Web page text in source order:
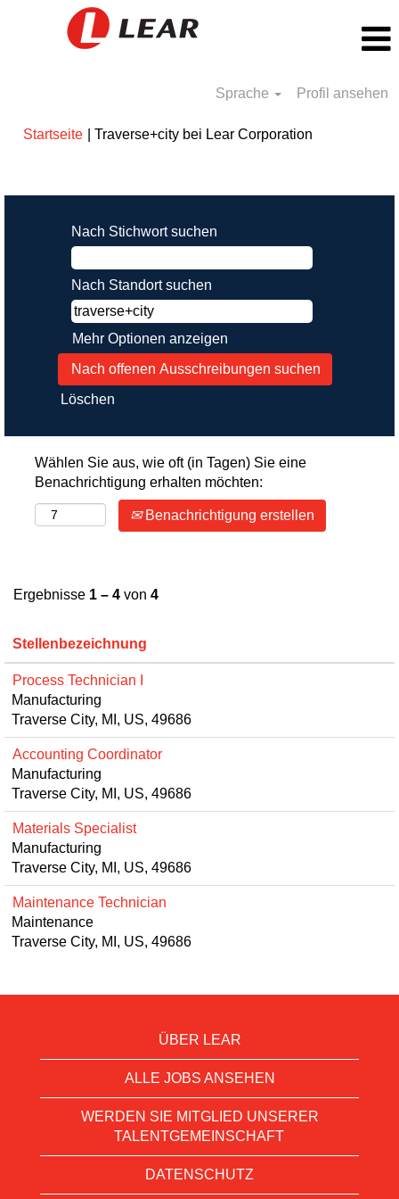
Sprache Profil ansehen
Startseite Traverse+city bei Lear Corporation
Nach Stichwort suchen
Nach Standort suchen
Mehr Optionen anzeigen
Löschen
Wählen Sie aus, wie oft (in Tagen) Sie eine
Benachrichtigung erhalten möchten:
Benachrichtigung erstellen
Ergebnisse 1 – 4 von 4
Stellenbezeichnung
Process Technician I
Manufacturing
Traverse City, MI, US, 49686
Accounting Coordinator
Manufacturing
Traverse City, MI, US, 49686
Materials Specialist
Manufacturing
Traverse City, MI, US, 49686
Maintenance Technician
Maintenance
Traverse City, MI, US, 49686
ÜBER LEAR
ALLE JOBS ANSEHEN
WERDEN SIE MITGLIED UNSERER
TALENTGEMEINSCHAFT
DATENSCHUTZ